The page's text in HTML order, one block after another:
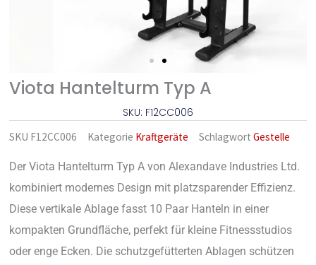
Viota Hantelturm Typ A
SKU: F12CC006
SKU F12CC006 Kategorie Kraftgeräte Schlagwort Gestelle
Der Viota Hantelturm Typ A von Alexandave Industries Ltd.
kombiniert modernes Design mit platzsparender Effizienz.
Diese vertikale Ablage fasst 10 Paar Hanteln in einer
kompakten Grundfläche, perfekt für kleine Fitnessstudios
oder enge Ecken. Die schutzgefütterten Ablagen schützen